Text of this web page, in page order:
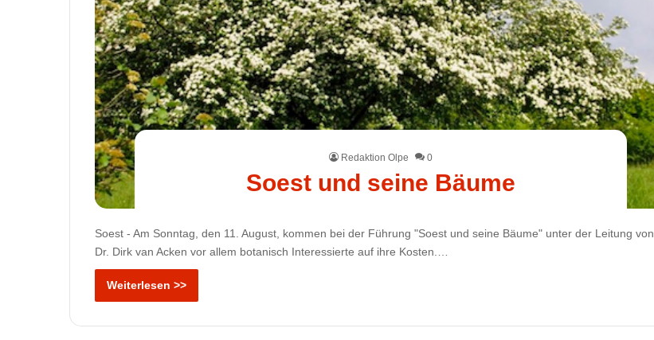
Redaktion Olpe 0
Soest und seine Bäume
Soest - Am Sonntag, den 11. August, kommen bei der Führung "Soest und seine Bäume" unter der Leitung von
Dr. Dirk van Acken vor allem botanisch Interessierte auf ihre Kosten.…
Weiterlesen >>